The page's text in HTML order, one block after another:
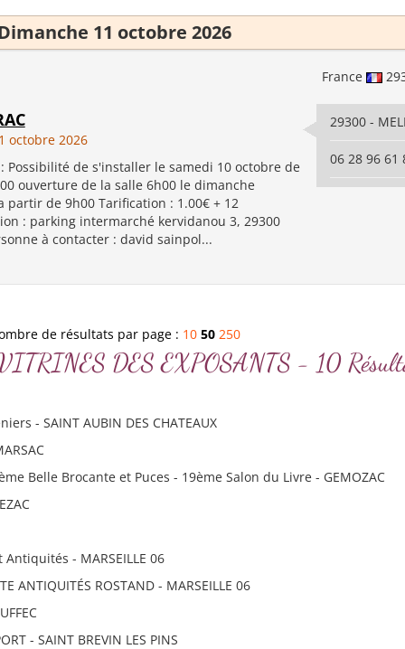
11 octobre 2026
France
octobre 2026
: Possibilité de s'installer le samedi 10 octobre de
ouverture de la salle 6h00 le dimanche
a partir de 9h00 Tarification : 1.00€ + 12
: parking intermarché kervidanou 3, 29300
à contacter : david sainpol...
29300 -
06 28 96 61
de résultats par page : 10 50 250
DES EXPOSANTS - 10
- SAINT AUBIN DES CHATEAUX
Belle Brocante et Puces - 19ème Salon du Livre - GEMOZAC
- MARSEILLE 06
ANTIQUITÉS ROSTAND - MARSEILLE 06
- SAINT BREVIN LES PINS